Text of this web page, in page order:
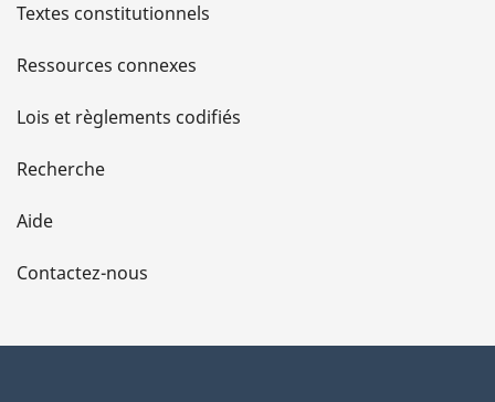
l
s
d
e
l
a
Textes constitutionnels
Ressources connexes
Lois et règlements codifiés
Recherche
Aide
Contactez-nous